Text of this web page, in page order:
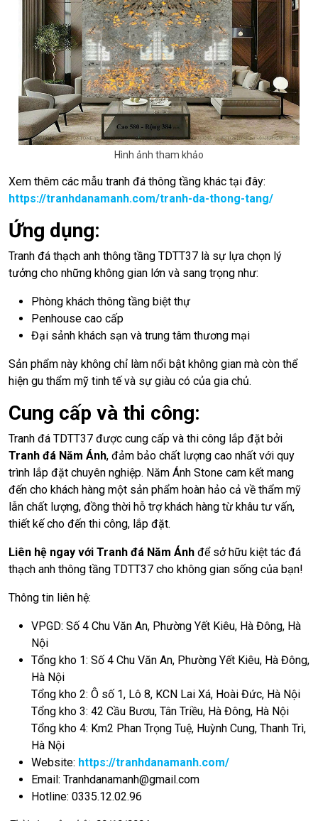
Hình ảnh tham khảo
Xem thêm các mẫu tranh đá thông tầng khác tại đây:
https://tranhdanamanh.com/tranh-da-thong-tang/
Ứng dụng:
Tranh đá thạch anh thông tầng TDTT37 là sự lựa chọn lý
tưởng cho những không gian lớn và sang trọng như:
Phòng khách thông tầng biệt thự
Penhouse cao cấp
Đại sảnh khách sạn và trung tâm thương mại
Sản phẩm này không chỉ làm nổi bật không gian mà còn thể
hiện gu thẩm mỹ tinh tế và sự giàu có của gia chủ.
Cung cấp và thi công:
Tranh đá TDTT37 được cung cấp và thi công lắp đặt bởi
Tranh đá Năm Ánh, đảm bảo chất lượng cao nhất với quy
trình lắp đặt chuyên nghiệp. Năm Ánh Stone cam kết mang
đến cho khách hàng một sản phẩm hoàn hảo cả về thẩm mỹ
lẫn chất lượng, đồng thời hỗ trợ khách hàng từ khâu tư vấn,
thiết kế cho đến thi công, lắp đặt.
Liên hệ ngay với Tranh đá Năm Ánh để sở hữu kiệt tác đá
thạch anh thông tầng TDTT37 cho không gian sống của bạn!
Thông tin liên hệ:
VPGD: Số 4 Chu Văn An, Phường Yết Kiêu, Hà Đông, Hà
Nội
Tổng kho 1: Số 4 Chu Văn An, Phường Yết Kiêu, Hà Đông,
Hà Nội
Tổng kho 2: Ô số 1, Lô 8, KCN Lai Xá, Hoài Đức, Hà Nội
Tổng kho 3: 42 Cầu Bươu, Tân Triều, Hà Đông, Hà Nội
Tổng kho 4: Km2 Phan Trọng Tuệ, Huỳnh Cung, Thanh Trì,
Hà Nội
Website: https://tranhdanamanh.com/
Email: Tranhdanamanh@gmail.com
Hotline: 0335.12.02.96